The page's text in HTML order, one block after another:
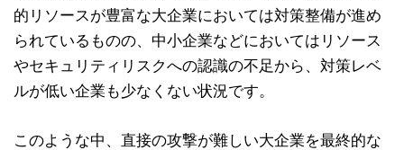
的リソースが豊富な大企業においては対策整備が進め
られているものの、中小企業などにおいてはリソース
やセキュリティリスクへの認識の不足から、対策レベ
ルが低い企業も少なくない状況です。
このような中、直接の攻撃が難しい大企業を最終的な